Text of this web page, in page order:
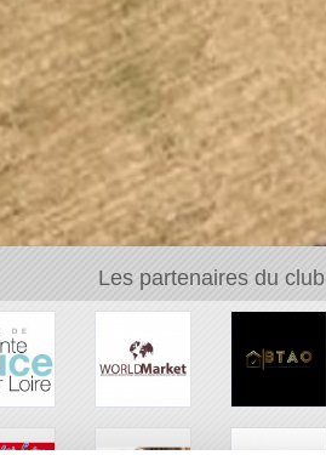
Les partenaires du club